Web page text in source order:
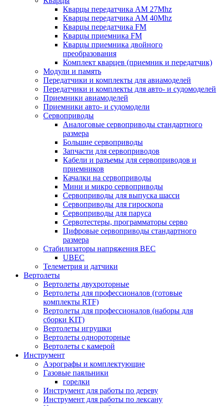
Кварцы передатчика AM 27Mhz
Кварцы передатчика AM 40Mhz
Кварцы передатчика FM
Кварцы приемника FM
Кварцы приемника двойного
преобразования
Комплект кварцев (приемник и передатчик)
Модули и память
Передатчики и комплекты для авиамоделей
Передатчики и комплекты для авто- и судомоделей
Приемники авиамоделей
Приемники авто- и судомодели
Сервоприводы
Аналоговые сервоприводы стандартного
размера
Большие сервоприводы
Запчасти для сервоприводов
Кабели и разъемы для сервоприводов и
приемников
Качалки на сервоприводы
Мини и микро сервоприводы
Сервоприводы для выпуска шасси
Сервоприводы для гироскопа
Сервоприводы для паруса
Сервотестеры, программаторы серво
Цифровые сервоприводы стандартного
размера
Стабилизаторы напряжения BEC
UBEC
Телеметрия и датчики
Вертолеты
Вертолеты двухроторные
Вертолеты для профессионалов (готовые
комплекты RTF)
Вертолеты для профессионалов (наборы для
сборки KIT)
Вертолеты игрушки
Вертолеты однороторные
Вертолеты с камерой
Инструмент
Аэрографы и комплектующие
Газовые паяльники
горелки
Инструмент для работы по дереву
Инструмент для работы по лексану